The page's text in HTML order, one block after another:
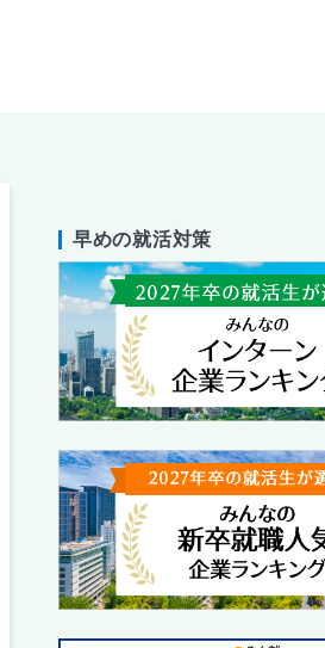
早めの就活対策